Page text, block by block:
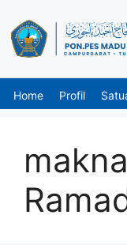
Home Profil